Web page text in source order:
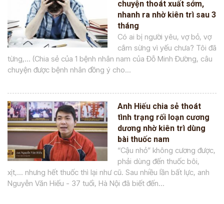
chuyện thoát xuất sớm,
nhanh ra nhờ kiên trì sau 3
tháng
Có ai bị người yêu, vợ bỏ, vợ
cắm sừng vì yếu chưa? Tôi đã
từng,... (Chia sẻ của 1 bệnh nhân nam của Đỗ Minh Đường, câu
chuyện được bệnh nhân đồng ý cho...
Anh Hiếu chia sẻ thoát
tình trạng rối loạn cương
dương nhờ kiên trì dùng
bài thuốc nam
“Cậu nhỏ” không cương được,
phải dùng đến thuốc bôi,
xịt,... nhưng hết thuốc thì lại như cũ. Sau nhiều lần bất lực, anh
Nguyễn Văn Hiếu - 37 tuổi, Hà Nội đã biết đến...